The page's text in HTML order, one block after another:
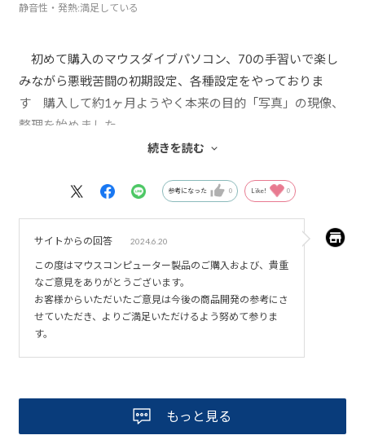
静音性・発熱:満足している
初めて購入のマウスダイブパソコン、70の手習いで楽し
みながら悪戦苦闘の初期設定、各種設定をやっておりま
す 購入して約1ヶ月ようやく本来の目的「写真」の現像、
整理を始めました
特にパネルに再現される画像の美しさに感動です 買っ
ただタッチトラックパッドの感度が良すぎてタイピングし
です ひょっとすると調整ボタンがあるのかもしれません
が私はまだそこまで行き着けてません それで星一つ削り
ました悪しからず
満足できるPCです
続きを読む
参考になった 0 Like! 0
サイトからの回答 2024.6.20
この度はマウスコンピューター製品のご購入および、貴重
なご意見をありがとうございます。
お客様からいただいたご意見は今後の商品開発の参考にさ
せていただき、よりご満足いただけるよう努めて参りま
す。
もっと見る